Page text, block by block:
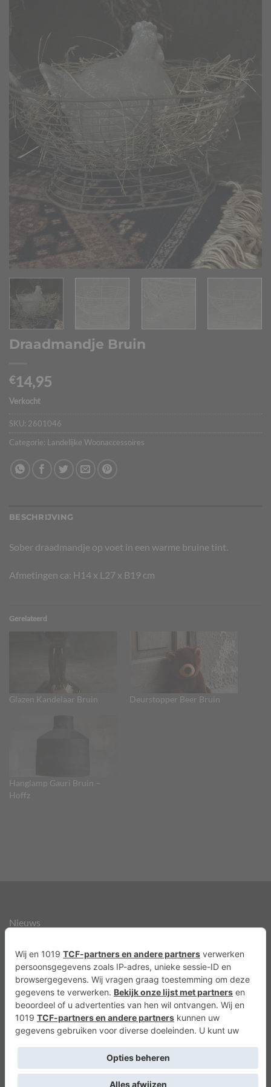
Draadmandje Bruin
€14,95
Verkocht
SKU: 2601046
Categorie: Landelijke Woonaccessoires
BESCHRIJVING
Sober draadmandje op voet in een warme bruine tint.
Afmetingen ca: H14 x L27 x B19 cm
Gerelateerd
Glazen Kandelaar Bruin Deurstopper Beer Bruin
Hanglamp Gauri Bruin –
Hoffz
Nieuws
Over ons
Agenda
Privacyverklaring